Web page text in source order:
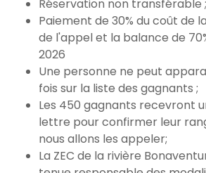
Réservation non transférable ;
Paiement de 30% du coût de
de l'appel et la balance de
2026
Une personne ne peut
fois sur la liste des gagnants ;
Les 450 gagnants recevront
lettre pour confirmer leur
nous allons les appeler;
La ZEC de la rivière